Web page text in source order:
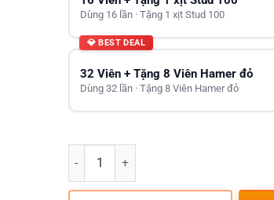
Dùng 16 lần · Tặng 1 xịt Stud 100
💎 BEST DEAL
32 Viên + Tặng 8 Viên Hamer đỏ
Dùng 32 lần · Tặng 8 Viên Hamer đỏ